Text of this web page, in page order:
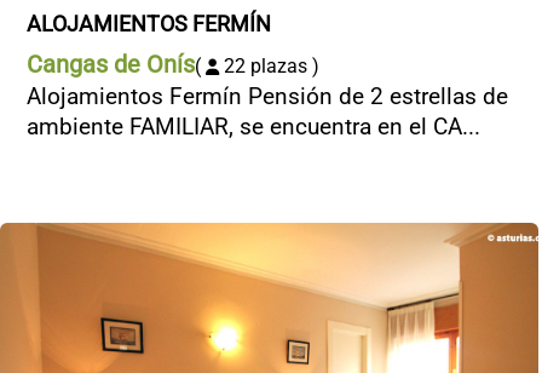
ALOJAMIENTOS FERMÍN
Cangas de Onís( 22 plazas )
Alojamientos Fermín Pensión de 2 estrellas de
ambiente FAMILIAR, se encuentra en el CA...